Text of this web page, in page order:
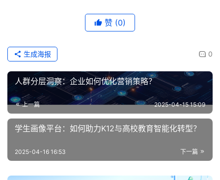
赞 (0)
0
生成海报
人群分层洞察：企业如何优化营销策略？
上一篇 2025-04-15 15:09
学生画像平台：如何助力K12与高校教育智能化转型？
下一篇
2025-04-16 16:53